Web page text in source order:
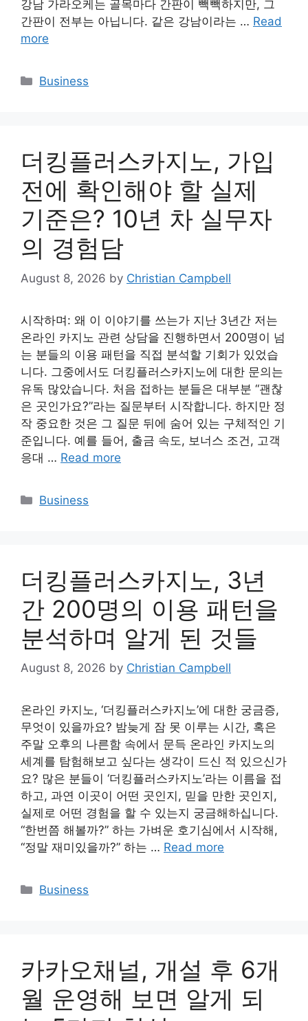
강남 가라오케는 골목마다 간판이 빽빽하지만, 그
간판이 전부는 아닙니다. 같은 강남이라는 … Read
more
Categories
Business
더킹플러스카지노, 가입
전에 확인해야 할 실제
기준은? 10년 차 실무자
의 경험담
August 8, 2026 by Christian Campbell
시작하며: 왜 이 이야기를 쓰는가 지난 3년간 저는
온라인 카지노 관련 상담을 진행하면서 200명이 넘
는 분들의 이용 패턴을 직접 분석할 기회가 있었습
니다. 그중에서도 더킹플러스카지노에 대한 문의는
유독 많았습니다. 처음 접하는 분들은 대부분 “괜찮
은 곳인가요?”라는 질문부터 시작합니다. 하지만 정
작 중요한 것은 그 질문 뒤에 숨어 있는 구체적인 기
준입니다. 예를 들어, 출금 속도, 보너스 조건, 고객
응대 … Read more
Categories
Business
더킹플러스카지노, 3년
간 200명의 이용 패턴을
분석하며 알게 된 것들
August 8, 2026 by Christian Campbell
온라인 카지노, ‘더킹플러스카지노’에 대한 궁금증,
무엇이 있을까요? 밤늦게 잠 못 이루는 시간, 혹은
주말 오후의 나른함 속에서 문득 온라인 카지노의
세계를 탐험해보고 싶다는 생각이 드신 적 있으신가
요? 많은 분들이 ‘더킹플러스카지노’라는 이름을 접
하고, 과연 이곳이 어떤 곳인지, 믿을 만한 곳인지,
실제로 어떤 경험을 할 수 있는지 궁금해하십니다.
“한번쯤 해볼까?” 하는 가벼운 호기심에서 시작해,
“정말 재미있을까?” 하는 … Read more
Categories
Business
카카오채널, 개설 후 6개
월 운영해 보면 알게 되